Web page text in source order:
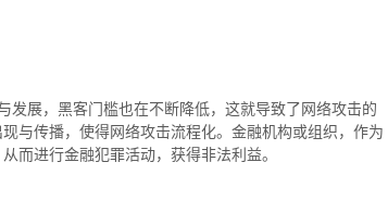
发展，黑客门槛也在不断降低，这就导致了网络攻击的
与传播，使得网络攻击流程化。金融机构或组织，作为
而进行金融犯罪活动，获得非法利益。